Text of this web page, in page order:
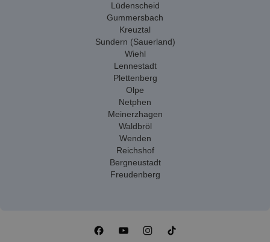
Lüdenscheid
Gummersbach
Kreuztal
Sundern (Sauerland)
Wiehl
Lennestadt
Plettenberg
Olpe
Netphen
Meinerzhagen
Waldbröl
Wenden
Reichshof
Bergneustadt
Freudenberg